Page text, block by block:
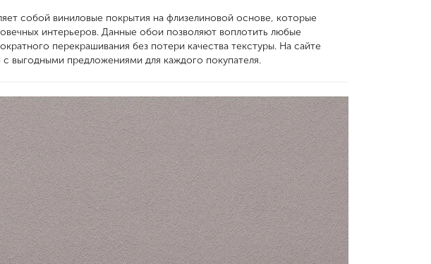
собой виниловые покрытия на флизелиновой основе, которые
интерьеров. Данные обои позволяют воплотить любые
перекрашивания без потери качества текстуры. На сайте
выгодными предложениями для каждого покупателя.